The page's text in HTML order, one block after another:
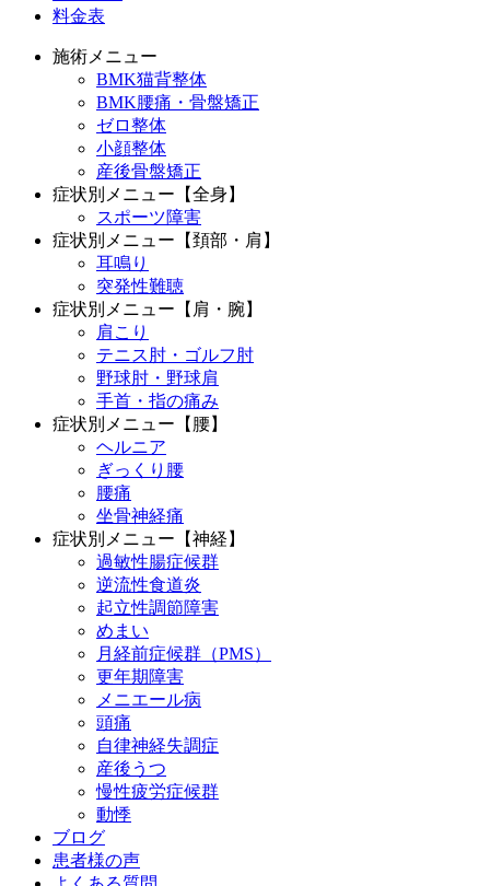
料金表
施術メニュー
BMK猫背整体
BMK腰痛・骨盤矯正
ゼロ整体
小顔整体
産後骨盤矯正
症状別メニュー【全身】
スポーツ障害
症状別メニュー【頚部・肩】
耳鳴り
突発性難聴
症状別メニュー【肩・腕】
肩こり
テニス肘・ゴルフ肘
野球肘・野球肩
手首・指の痛み
症状別メニュー【腰】
ヘルニア
ぎっくり腰
腰痛
坐骨神経痛
症状別メニュー【神経】
過敏性腸症候群
逆流性食道炎
起立性調節障害
めまい
月経前症候群（PMS）
更年期障害
メニエール病
頭痛
自律神経失調症
産後うつ
慢性疲労症候群
動悸
ブログ
患者様の声